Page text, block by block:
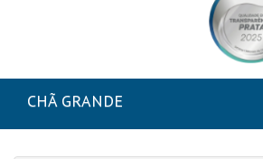
CHÃ GRANDE